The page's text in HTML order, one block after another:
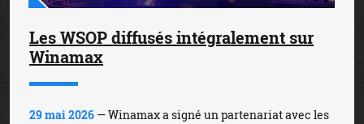
Les WSOP diffusés intégralement sur
Winamax
29 mai 2026 — Winamax a signé un partenariat avec les